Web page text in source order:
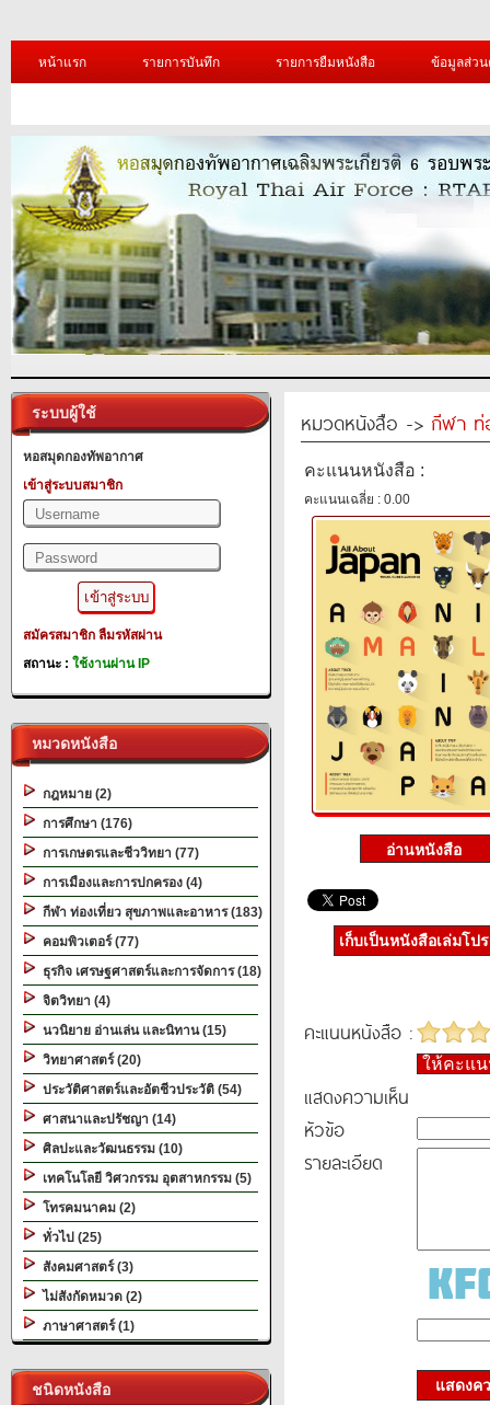
หน้าแรก รายการบันทึก รายการยืมหนังสือ ข้อมูลส่ว
ระบบผู้ใช้
หอสมุดกองทัพอากาศ
เข้าสู่ระบบสมาชิก
สมัครสมาชิก ลืมรหัสผ่าน
สถานะ : ใช้งานผ่าน IP
หมวดหนังสือ
กฎหมาย (2)
การศึกษา (176)
การเกษตรและชีววิทยา (77)
การเมืองและการปกครอง (4)
กีฬา ท่องเที่ยว สุขภาพและอาหาร (183)
คอมพิวเตอร์ (77)
ธุรกิจ เศรษฐศาสตร์และการจัดการ (18)
จิตวิทยา (4)
นวนิยาย อ่านเล่น และนิทาน (15)
วิทยาศาสตร์ (20)
ประวัติศาสตร์และอัตชีวประวัติ (54)
ศาสนาและปรัชญา (14)
ศิลปะและวัฒนธรรม (10)
เทคโนโลยี วิศวกรรม อุตสาหกรรม (5)
โทรคมนาคม (2)
ทั่วไป (25)
สังคมศาสตร์ (3)
ไม่สังกัดหมวด (2)
ภาษาศาสตร์ (1)
ชนิดหนังสือ
หมวดหนังสือ -> กีฬา ท่
คะแนนหนังสือ :
คะแนนเฉลี่ย : 0.00
เก็บเป็นหนังสือเล่มโป
คะแนนหนังสือ :
ให้คะแ
แสดงความเห็น
หัวข้อ
รายละเอียด
แสดงค